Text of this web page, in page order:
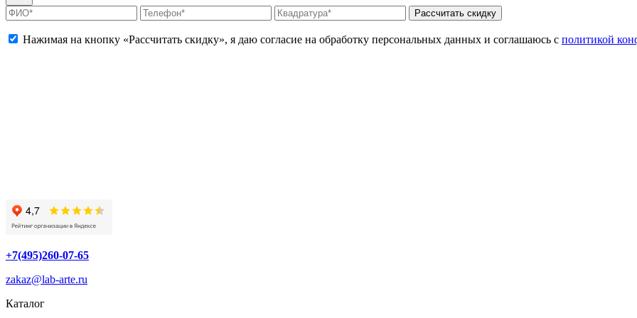
Рассчитать скидку
Нажимая на кнопку «Рассчитать скидку», я даю согласие на обработку персональных данных и соглашаюсь с политикой
+7(495)260-07-65
zakaz@lab-arte.ru
Каталог